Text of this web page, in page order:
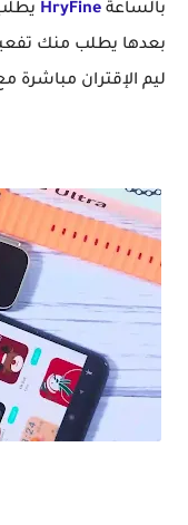
بالساعة HryFine
بعدها يطلب منك
ليم الإقتران مباشرة